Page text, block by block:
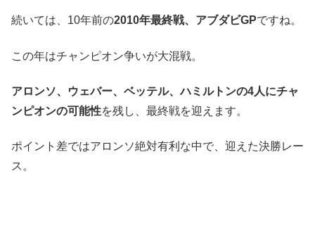
続いては、10年前の2010年最終戦、アブダビGPですね。
この年はチャンピオン争いが大混戦。
アロンソ、ウェバー、ベッテル、ハミルトンの4人にチャ
ンピオンの可能性を残し、最終戦を迎えます。
ポイント差ではアロンソ絶対有利な中で、迎えた決勝レー
ス。